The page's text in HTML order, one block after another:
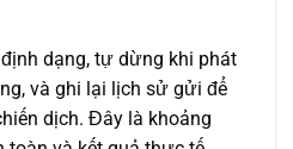
dạng, tự dừng khi phát
và ghi lại lịch sử gửi để
dịch. Đây là khoảng